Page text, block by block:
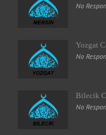
No
Yozgat
No
Bilecik
No